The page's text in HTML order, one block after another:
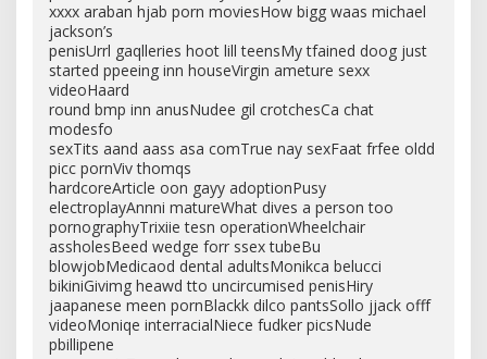
xxxx araban hjab porn moviesHow bigg waas michael
jackson’s
penisUrrl gaqlleries hoot lill teensMy tfained doog just
started ppeeing inn houseVirgin ameture sexx
videoHaard
round bmp inn anusNudee gil crotchesCa chat
modesfo
sexTits aand aass asa comTrue nay sexFaat frfee oldd
picc pornViv thomqs
hardcoreArticle oon gayy adoptionPusy
electroplayAnnni matureWhat dives a person too
pornographyTrixiie tesn operationWheelchair
assholesBeed wedge forr ssex tubeBu
blowjobMedicaod dental adultsMonikca belucci
bikiniGivimg heawd tto uncircumised penisHiry
jaapanese meen pornBlackk dilco pantsSollo jjack offf
videoMoniqe interracialNiece fudker picsNude
pbillipene